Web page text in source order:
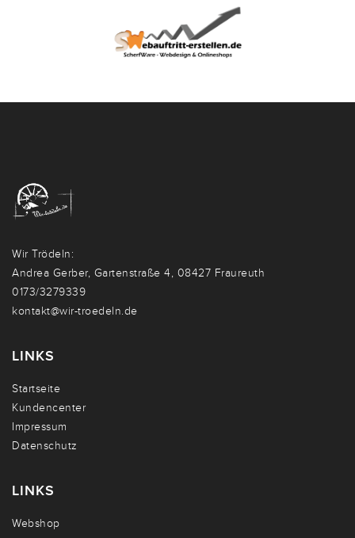
Wir Trödeln:
Andrea Gerber, Gartenstraße 4, 08427 Fraureuth
0173/3279339
kontakt@wir-troedeln.de
LINKS
Startseite
Kundencenter
Impressum
Datenschutz
LINKS
Webshop